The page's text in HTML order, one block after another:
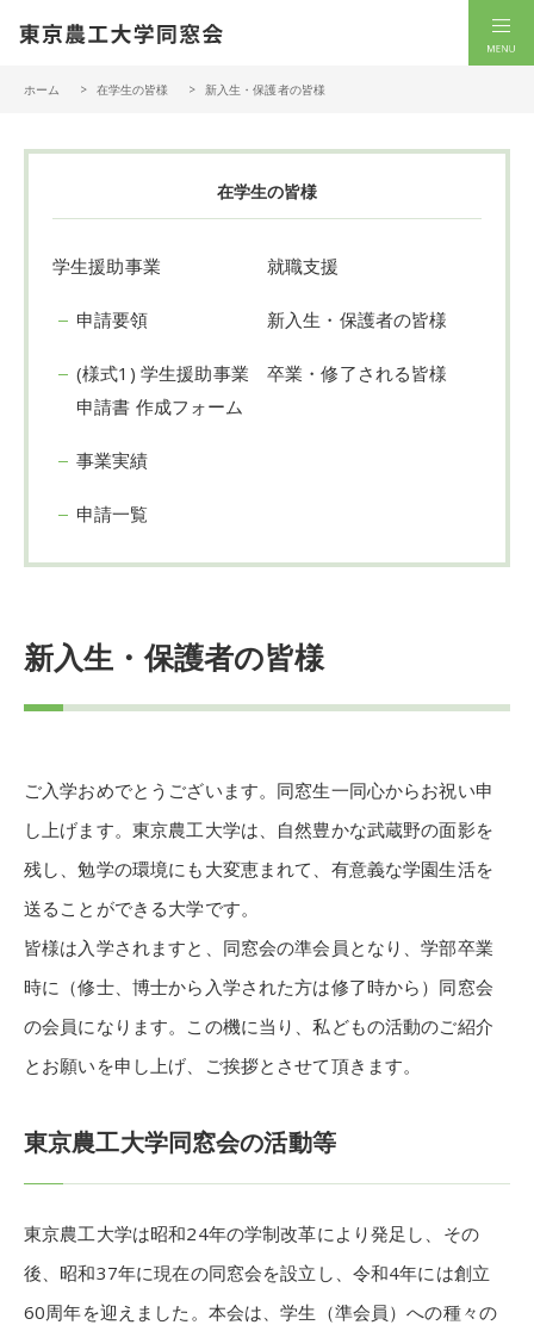
ホーム 在学生の皆様 新入生・保護者の皆様
在学生の皆様
学生援助事業
申請要領
(様式1) 学生援助事業
申請書 作成フォーム
事業実績
申請一覧
就職支援
新入生・保護者の皆様
卒業・修了される皆様
新入生・保護者の皆様
ご入学おめでとうございます。同窓生一同心からお祝い申
し上げます。東京農工大学は、自然豊かな武蔵野の面影を
残し、勉学の環境にも大変恵まれて、有意義な学園生活を
送ることができる大学です。
皆様は入学されますと、同窓会の準会員となり、学部卒業
時に（修士、博士から入学された方は修了時から）同窓会
の会員になります。この機に当り、私どもの活動のご紹介
とお願いを申し上げ、ご挨拶とさせて頂きます。
東京農工大学同窓会の活動等
東京農工大学は昭和24年の学制改革により発足し、その
後、昭和37年に現在の同窓会を設立し、令和4年には創立
60周年を迎えました。本会は、学生（準会員）への種々の